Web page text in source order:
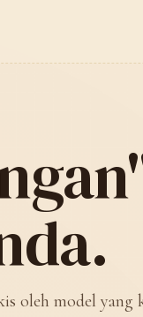
oleh model